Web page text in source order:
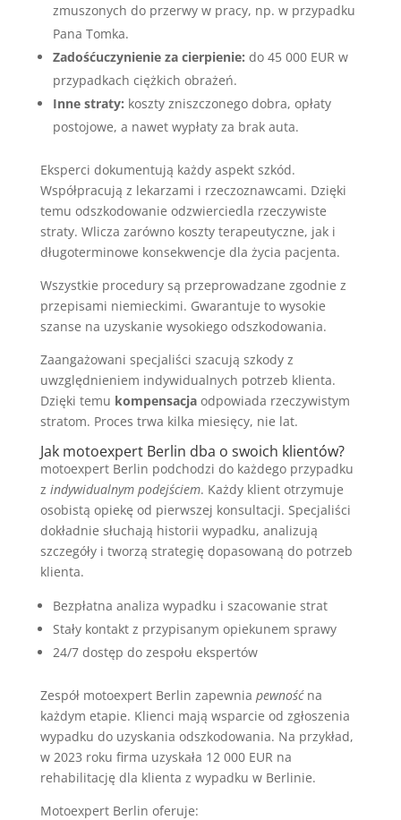
zmuszonych do przerwy w pracy, np. w przypadku
Pana Tomka.
Zadośćuczynienie za cierpienie: do 45 000 EUR w
przypadkach ciężkich obrażeń.
Inne straty: koszty zniszczonego dobra, opłaty
postojowe, a nawet wypłaty za brak auta.
Eksperci dokumentują każdy aspekt szkód.
Współpracują z lekarzami i rzeczoznawcami. Dzięki
temu odszkodowanie odzwierciedla rzeczywiste
straty. Wlicza zarówno koszty terapeutyczne, jak i
długoterminowe konsekwencje dla życia pacjenta.
Wszystkie procedury są przeprowadzane zgodnie z
przepisami niemieckimi. Gwarantuje to wysokie
szanse na uzyskanie wysokiego odszkodowania.
Zaangażowani specjaliści szacują szkody z
uwzględnieniem indywidualnych potrzeb klienta.
Dzięki temu kompensacjaodpowiada rzeczywistym
stratom. Proces trwa kilka miesięcy, nie lat.
Jak motoexpert Berlin dba o swoich klientów?
motoexpert Berlin podchodzi do każdego przypadku
z indywidualnym podejściem. Każdy klient otrzymuje
osobistą opiekę od pierwszej konsultacji. Specjaliści
dokładnie słuchają historii wypadku, analizują
szczegóły i tworzą strategię dopasowaną do potrzeb
klienta.
Bezpłatna analiza wypadku i szacowanie strat
Stały kontakt z przypisanym opiekunem sprawy
24/7 dostęp do zespołu ekspertów
Zespół motoexpert Berlin zapewnia pewnośćna
każdym etapie. Klienci mają wsparcie od zgłoszenia
wypadku do uzyskania odszkodowania. Na przykład,
w 2023 roku firma uzyskała 12 000 EUR na
rehabilitację dla klienta z wypadku w Berlinie.
Motoexpert Berlin oferuje: